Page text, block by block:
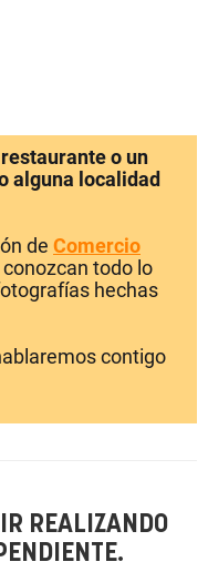
o un
alguna localidad
de Comercio
todo lo
hechas
contigo
REALIZANDO